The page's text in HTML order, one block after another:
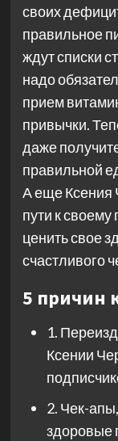
своих
правильное
ждут списки
надо
прием
привычки.
даже
правильной
А еще Ксения
пути к
ценить свое
счастливого
5 причин
1.
Ксении
2. Чек-
здоровые